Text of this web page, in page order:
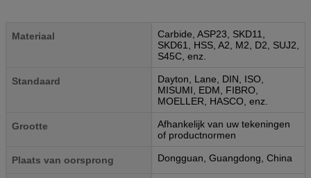
Materiaal
Carbide, ASP23, SKD11,
SKD61, HSS, A2, M2, D2, SUJ2,
S45C, enz.
Standaard
Dayton, Lane, DIN, ISO,
MISUMI, EDM, FIBRO,
MOELLER, HASCO, enz.
Grootte
Afhankelijk van uw tekeningen
of productnormen
Plaats van oorsprong Dongguan, Guangdong, China